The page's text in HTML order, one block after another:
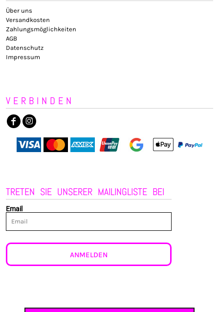
Über uns
Versandkosten
Zahlungsmöglichkeiten
AGB
Datenschutz
Impressum
VERBINDEN
TRETEN SIE UNSERER MAILINGLISTE BEI
Email
ANMELDEN